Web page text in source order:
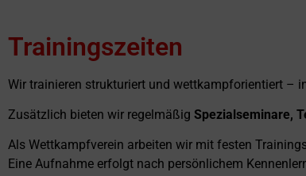
Trainingszeiten
Wir trainieren strukturiert und wettkampforientiert –
Zusätzlich bieten wir regelmäßig Spezialseminare,
Als Wettkampfverein arbeiten wir mit festen
Eine Aufnahme erfolgt nach persönlichem